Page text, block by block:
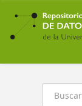
Ir
contenido
principal
Buscar